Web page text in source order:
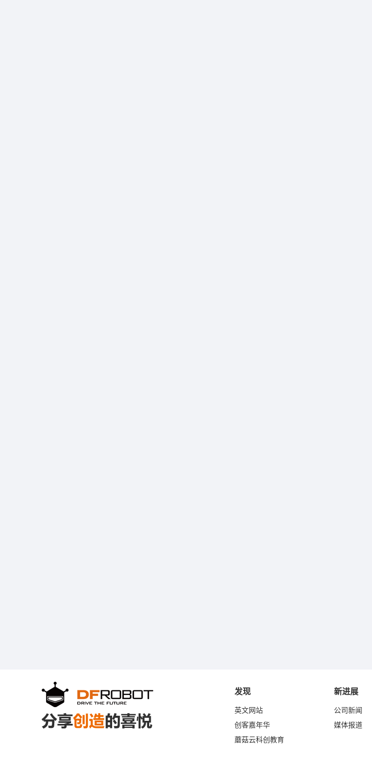
发现
英文网站
创客嘉年华
蘑菇云科创教育
新进展
公司新闻
媒体报道